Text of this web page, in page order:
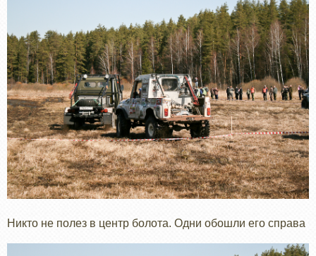
Никто не полез в центр болота. Одни обошли его справа